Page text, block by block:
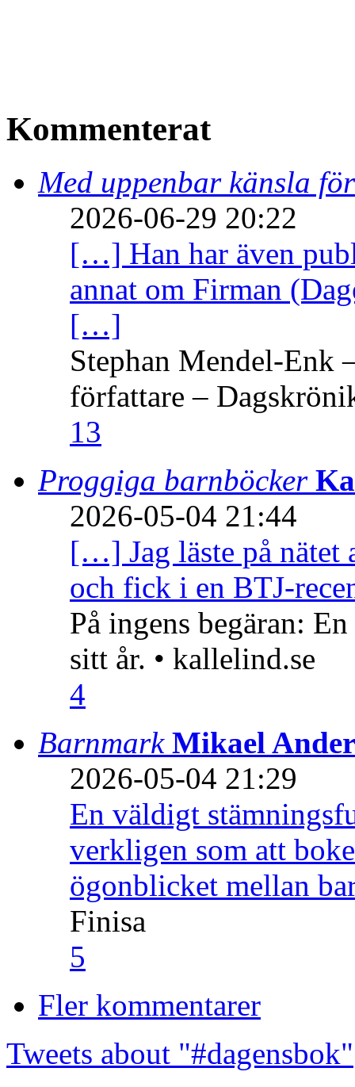
Kommenterat
Med uppenbar känsla
2026-06-29 20:22
[…] Han har även
annat om Firman
[…]
Stephan Mendel-Enk
författare –
13
Proggiga barnböcker
2026-05-04 21:44
[…] Jag läste på nätet
och fick i en BTJ-
På ingens begäran:
sitt år. • kallelind.se
4
Barnmark Mikael
2026-05-04 21:29
En väldigt
verkligen som att
ögonblicket mellan
Finisa
5
Fler kommentarer
Tweets about "#dagensbok"